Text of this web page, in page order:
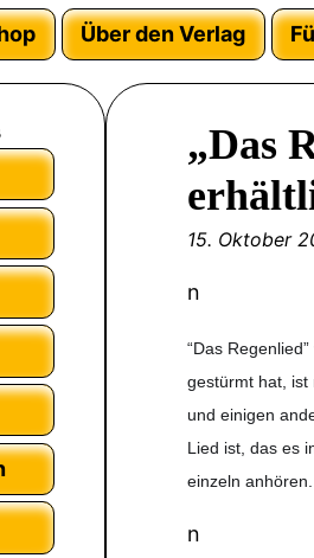
Über den Verlag
„Das
15. Oktober
n
“Das
gestürmt hat, ist
und einigen
Lied ist, das es
einzeln anhören.
n